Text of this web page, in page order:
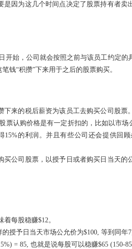
因为这几个时间点决定了股票持有者卖
开始，公司就会按照之前与该员工约定的
钱“积攒”下来用于之后的股票购买。
来的税后薪资为该员工去购买公司股票
票认购价格是有一定折扣的，比如以市场
的利润。并且有些公司还会提供回顾
公司股票，以授予日或者购买日当天的
每股稳赚$12。
授予日当天市场公允价为$100, 等到同年
= 85, 也就是说每股可以稳赚$65 (150-